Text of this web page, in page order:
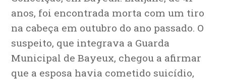
anos, foi encontrada morta com um tiro
na cabeça em outubro do ano passado. O
suspeito, que integrava a Guarda
Municipal de Bayeux, chegou a afirmar
que a esposa havia cometido suicídio,